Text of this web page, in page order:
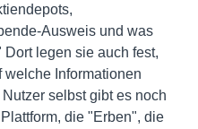
Ausweis und was
legen sie auch fest,
Informationen
selbst gibt es noch
die "Erben", die